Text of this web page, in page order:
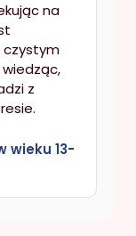
na
czystym
z
wieku 13-